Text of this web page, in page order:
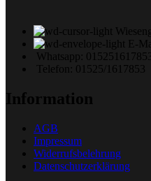
E-
Whatsapp:
Telefon: 01525/1617853
Information
AGB
Impressum
Widerrufsbelehrung
Datenschutzerklärung